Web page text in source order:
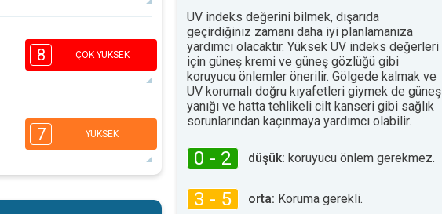
34°maks
5
16:00
1
35°maks
8 ÇOK YUKSEK
4
16:00
35°maks
7 YÜKSEK
4 3
UV indeks değerini bilmek, dışarıda
geçirdiğiniz zamanı daha iyi planlamanıza
yardımcı olacaktır. Yüksek UV indeks değerleri
için güneş kremi ve güneş gözlüğü gibi
koruyucu önlemler önerilir. Gölgede kalmak ve
UV korumalı doğru kıyafetleri giymek de güneş
yanığı ve hatta tehlikeli cilt kanseri gibi sağlık
sorunlarından kaçınmaya yardımcı olabilir.
0 - 2 düşük: koruyucu önlem gerekmez.
3 - 5 orta: Koruma gerekli.